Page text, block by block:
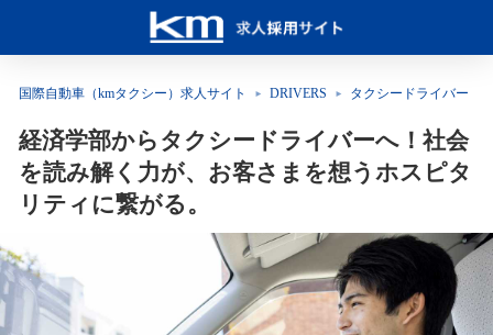
国際自動車（kmタクシー）求人サイト DRIVERS タクシードライバー
経済学部からタクシードライバーへ！社会
を読み解く力が、お客さまを想うホスピタ
リティに繋がる。